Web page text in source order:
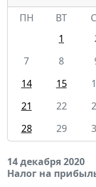
ПН
ВТ
1
7
8
14
15
21
22
28
29
14 декабря 2020
Налог на